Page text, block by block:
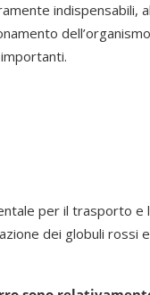
indispensabili,
per il trasporto e
dei globuli rossi